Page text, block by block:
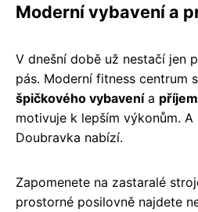
Moderní vybavení a
V dnešní době už nestačí jen
pás. Moderní fitness centrum
špičkového vybavenía
motivuje k lepším výkonům.
Doubravka nabízí.
Zapomenete na zastaralé
prostorné posilovně najdete